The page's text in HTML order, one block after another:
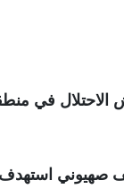
الاحتلال في
استهدف